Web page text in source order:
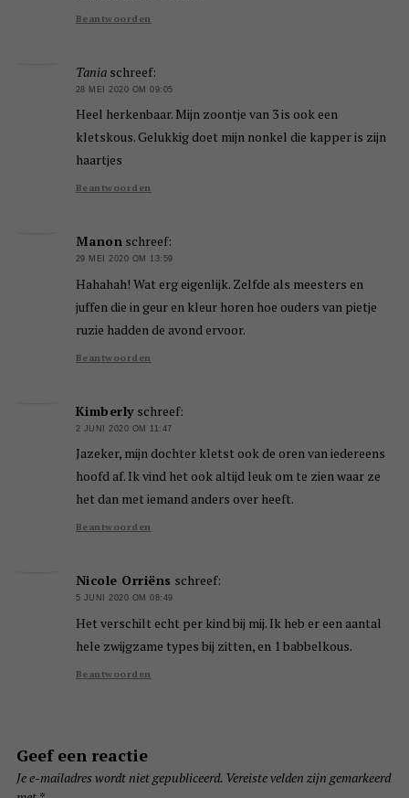
Beantwoorden
Tania schreef:
28 MEI 2020 OM 09:05
Heel herkenbaar. Mijn zoontje van 3 is ook een
kletskous. Gelukkig doet mijn nonkel die kapper is zijn
haartjes
Beantwoorden
Manon schreef:
29 MEI 2020 OM 13:59
Hahahah! Wat erg eigenlijk. Zelfde als meesters en
juffen die in geur en kleur horen hoe ouders van pietje
ruzie hadden de avond ervoor.
Beantwoorden
Kimberly schreef:
2 JUNI 2020 OM 11:47
Jazeker, mijn dochter kletst ook de oren van iedereens
hoofd af. Ik vind het ook altijd leuk om te zien waar ze
het dan met iemand anders over heeft.
Beantwoorden
Nicole Orriëns schreef:
5 JUNI 2020 OM 08:49
Het verschilt echt per kind bij mij. Ik heb er een aantal
hele zwijgzame types bij zitten, en 1 babbelkous.
Beantwoorden
Geef een reactie
Je e-mailadres wordt niet gepubliceerd. Vereiste velden zijn gemarkeerd